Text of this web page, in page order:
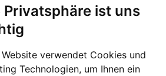
Privatsphäre ist uns
Website verwendet Cookies und
Technologien, um Ihnen ein
sumzug
Liezen